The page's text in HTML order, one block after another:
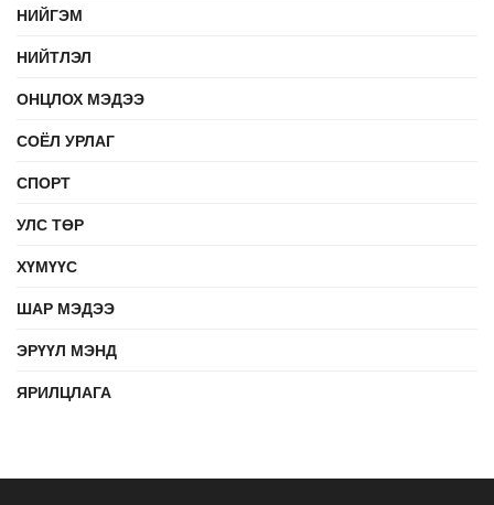
НИЙГЭМ
НИЙТЛЭЛ
ОНЦЛОХ МЭДЭЭ
СОЁЛ УРЛАГ
СПОРТ
УЛС ТӨР
ХҮМҮҮС
ШАР МЭДЭЭ
ЭРҮҮЛ МЭНД
ЯРИЛЦЛАГА